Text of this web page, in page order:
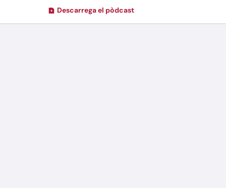
Descarrega el pòdcast